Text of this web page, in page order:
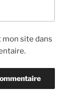
site dans